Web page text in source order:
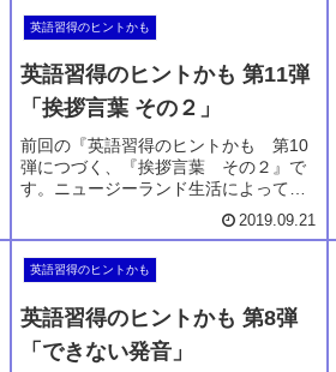
ょうか。かたぐるしくもないのでお気
英語習得のヒントかも
英語習得のヒントかも 第11弾
「挨拶言葉 その２」
前回の『英語習得のヒントかも 第10
弾につづく、『挨拶言葉 その２』で
す。ニュージーランド生活によって
日々経験をしている挨拶ことばについ
て語っています。教科書的なものでは
ではありませんが、こんなもんなんだ
2019.09.21
英語習得のヒントかも
英語習得のヒントかも 第8弾
「できない発音」